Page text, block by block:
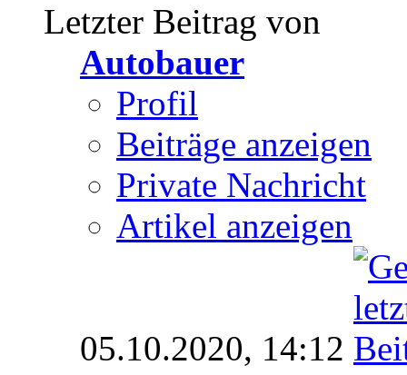
Letzter Beitrag von
Autobauer
Profil
Beiträge anzeigen
Private Nachricht
Artikel anzeigen
05.10.2020, 14:12